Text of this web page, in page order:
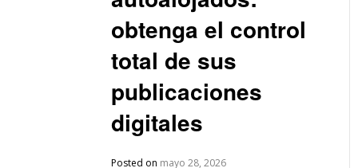
obtenga el control
total de sus
publicaciones
digitales
Posted on mayo 28, 2026